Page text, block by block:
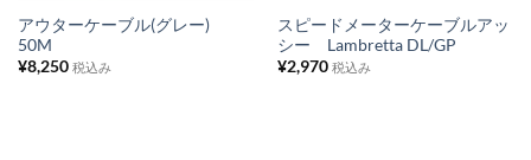
ス
アウターケーブル(グレー)
50M
¥8,250 税込み
ス
スピードメーターケーブルアッ
シー Lambretta DL/GP
¥2,970 税込み